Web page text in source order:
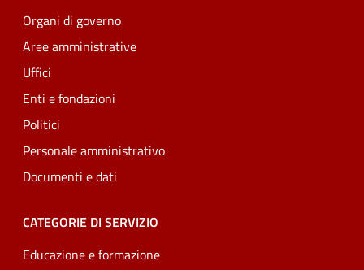
Organi di governo
Aree amministrative
Uffici
Enti e fondazioni
Politici
Personale amministrativo
Documenti e dati
CATEGORIE DI SERVIZIO
Educazione e formazione